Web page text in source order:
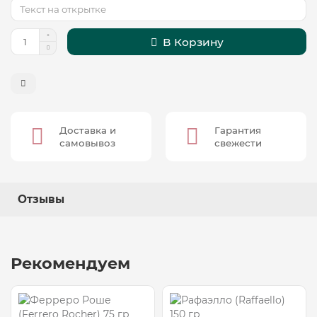
В Корзину
Доставка и
самовывоз
Гарантия
свежести
Отзывы
Рекомендуем